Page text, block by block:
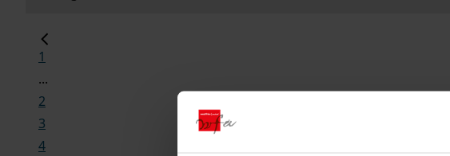
1
...
2
3
4